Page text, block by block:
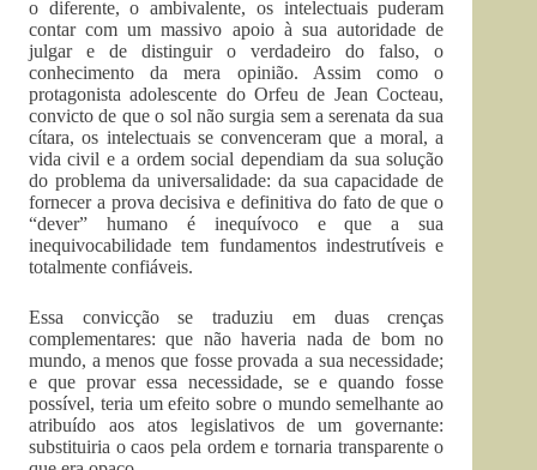
o diferente, o ambivalente, os intelectuais puderam
contar com um massivo apoio à sua autoridade de
julgar e de distinguir o verdadeiro do falso, o
conhecimento da mera opinião. Assim como o
protagonista adolescente do Orfeu de Jean Cocteau,
convicto de que o sol não surgia sem a serenata da sua
cítara, os intelectuais se convenceram que a moral, a
vida civil e a ordem social dependiam da sua solução
do problema da universalidade: da sua capacidade de
fornecer a prova decisiva e definitiva do fato de que o
“dever” humano é inequívoco e que a sua
inequivocabilidade tem fundamentos indestrutíveis e
totalmente confiáveis.
Essa convicção se traduziu em duas crenças
complementares: que não haveria nada de bom no
mundo, a menos que fosse provada a sua necessidade;
e que provar essa necessidade, se e quando fosse
possível, teria um efeito sobre o mundo semelhante ao
atribuído aos atos legislativos de um governante:
substituiria o caos pela ordem e tornaria transparente o